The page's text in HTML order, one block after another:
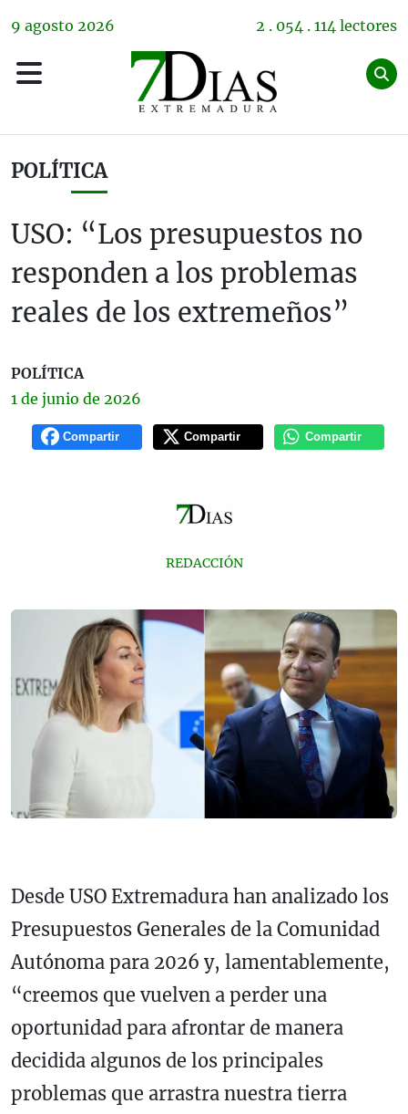
9 agosto 2026 2 . 054 . 114 lectores
POLÍTICA
USO: “Los presupuestos no
responden a los problemas
reales de los extremeños”
POLÍTICA
1 de junio de 2026
Compartir Compartir Compartir
REDACCIÓN
Desde USO Extremadura han analizado los
Presupuestos Generales de la Comunidad
Autónoma para 2026 y, lamentablemente,
“creemos que vuelven a perder una
oportunidad para afrontar de manera
decidida algunos de los principales
problemas que arrastra nuestra tierra